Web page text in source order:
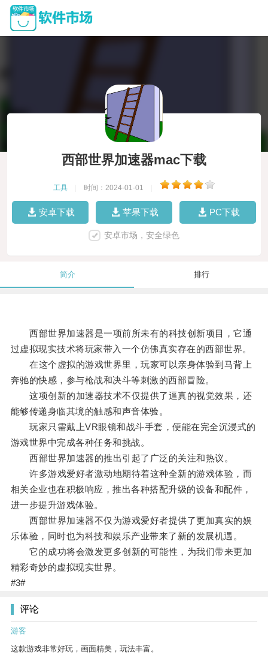
西部世界加速器mac下载
工具 时间：2024-01-01
安卓下载 苹果下载 PC下载
安卓市场，安全绿色
简介 排行
西部世界加速器是一项前所未有的科技创新项目，它通
过虚拟现实技术将玩家带入一个仿佛真实存在的西部世界。
在这个虚拟的游戏世界里，玩家可以亲身体验到马背上
奔驰的快感，参与枪战和决斗等刺激的西部冒险。
这项创新的加速器技术不仅提供了逼真的视觉效果，还
能够传递身临其境的触感和声音体验。
玩家只需戴上VR眼镜和战斗手套，便能在完全沉浸式的
游戏世界中完成各种任务和挑战。
西部世界加速器的推出引起了广泛的关注和热议。
许多游戏爱好者激动地期待着这种全新的游戏体验，而
相关企业也在积极响应，推出各种搭配升级的设备和配件，
进一步提升游戏体验。
西部世界加速器不仅为游戏爱好者提供了更加真实的娱
乐体验，同时也为科技和娱乐产业带来了新的发展机遇。
它的成功将会激发更多创新的可能性，为我们带来更加
精彩奇妙的虚拟现实世界。
#3#
评论
游客
这款游戏非常好玩，画面精美，玩法丰富。